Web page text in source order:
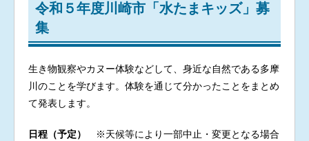
令和５年度川崎市「水たまキッズ」募
集
生き物観察やカヌー体験などして、身近な自然である多摩
川のことを学びます。体験を通じて分かったことをまとめ
て発表します。
日程（予定）
※天候等により一部中止・変更となる場合